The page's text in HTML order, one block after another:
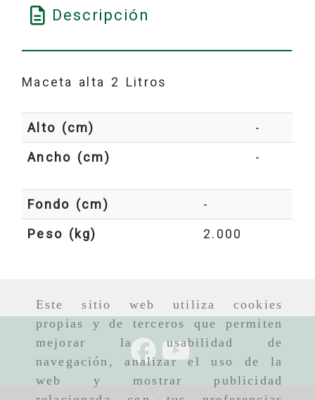
Este sitio web utiliza cookies
propias y de terceros que permiten
mejorar la usabilidad de
navegación, analizar el uso de la
web y mostrar publicidad
Descripción
Maceta alta 2 Litros
Alto (cm)
-
Ancho (cm)
-
Fondo (cm)
-
Peso (kg)
2.000